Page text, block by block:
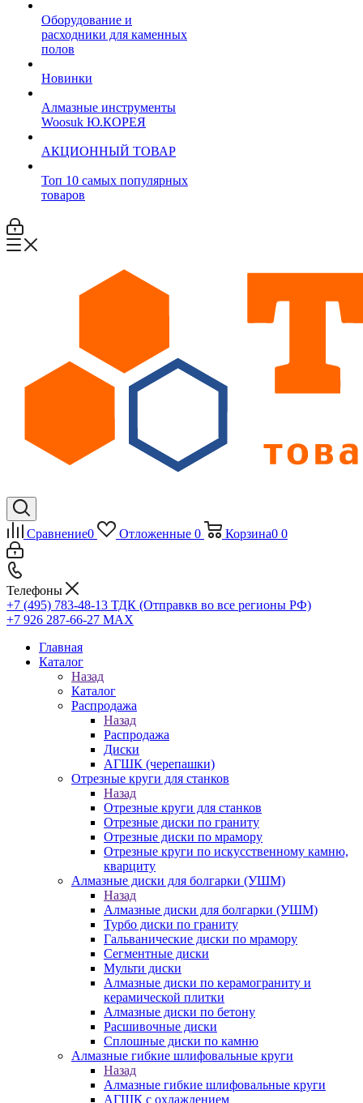
Оборудование и
расходники для каменных
полов
Новинки
Алмазные инструменты
Woosuk Ю.КОРЕЯ
АКЦИОННЫЙ ТОВАР
Топ 10 самых популярных
товаров
Сравнение0 Отложенные 0 Корзина0 0
Телефоны
+7 (495) 783-48-13 ТДК (Отправкв во все регионы РФ)
+7 926 287-66-27 МАХ
Главная
Каталог
Назад
Каталог
Распродажа
Назад
Распродажа
Диски
АГШК (черепашки)
Отрезные круги для станков
Назад
Отрезные круги для станков
Отрезные диски по граниту
Отрезные диски по мрамору
Отрезные круги по искусственному камню,
кварциту
Алмазные диски для болгарки (УШМ)
Назад
Алмазные диски для болгарки (УШМ)
Турбо диски по граниту
Гальванические диски по мрамору
Сегментные диски
Мульти диски
Алмазные диски по керамограниту и
керамической плитки
Алмазные диски по бетону
Расшивочные диски
Сплошные диски по камню
Алмазные гибкие шлифовальные круги
Назад
Алмазные гибкие шлифовальные круги
АГШК с охлаждением